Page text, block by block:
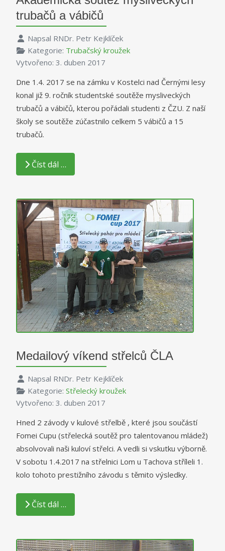
trubačů a vábičů
Napsal RNDr. Petr Kejklíček
Kategorie: Trubačský kroužek
Vytvořeno: 3. duben 2017
Dne 1.4. 2017 se na zámku v Kostelci nad Černými lesy
konal již 9. ročník studentské soutěže mysliveckých
trubačů a vábičů, kterou pořádali studenti z ČZU. Z naší
školy se soutěže zúčastnilo celkem 5 vábičů a 15
trubačů.
Číst dál …
Medailový víkend střelců ČLA
Napsal RNDr. Petr Kejklíček
Kategorie: Střelecký kroužek
Vytvořeno: 3. duben 2017
Hned 2 závody v kulové střelbě , které jsou součástí
Fomei Cupu (střelecká soutěž pro talentovanou mládež)
absolvovali naši kuloví střelci. A vedli si vskutku výborně.
V sobotu 1.4.2017 na střelnici Lom u Tachova stříleli 1.
kolo tohoto prestižního závodu s těmito výsledky.
Číst dál …